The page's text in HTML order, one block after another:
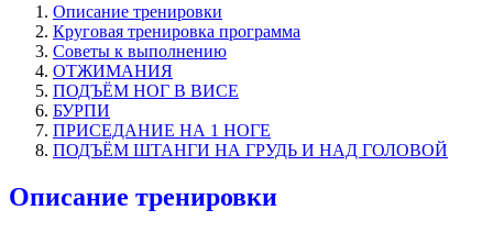
Описание тренировки
Круговая тренировка программа
Советы к выполнению
ОТЖИМАНИЯ
ПОДЪЁМ НОГ В ВИСЕ
БУРПИ
ПРИСЕДАНИЕ НА 1 НОГЕ
ПОДЪЁМ ШТАНГИ НА ГРУДЬ И НАД ГОЛОВОЙ
Описание тренировки